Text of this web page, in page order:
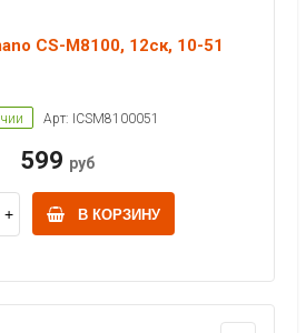
CS-M8100, 12ск, 10-51
Арт: ICSM8100051
599 руб
В КОРЗИНУ